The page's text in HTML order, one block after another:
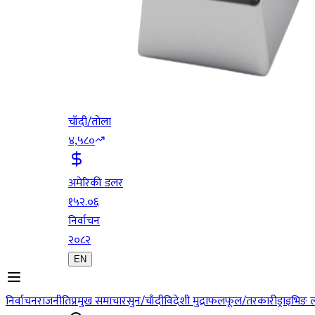
चाँदी/तोला
४,५८०
अमेरिकी डलर
१५२.०६
निर्वाचन
२०८२
EN
निर्वाचनराजनीतिप्रमुख समाचारसुन/चाँदीविदेशी मुद्राफलफूल/तरकारी